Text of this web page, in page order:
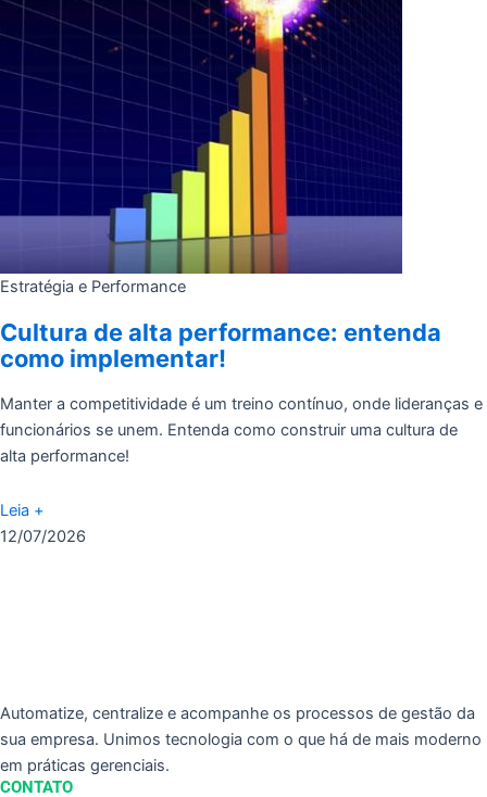
Estratégia e Performance
Cultura de alta performance: entenda
como implementar!
Manter a competitividade é um treino contínuo, onde lideranças e
funcionários se unem. Entenda como construir uma cultura de
alta performance!
Leia +
12/07/2026
Automatize, centralize e acompanhe os processos de gestão da
sua empresa. Unimos tecnologia com o que há de mais moderno
em práticas gerenciais.
CONTATO